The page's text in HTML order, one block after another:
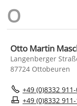
Otto Martin
Langenberger
87724 Ottobeuren
+49 (0)8332
+49 (0)8332